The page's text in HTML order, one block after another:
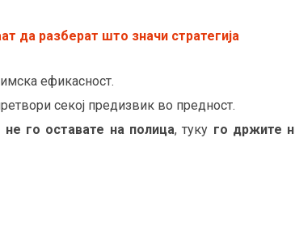
да разберат што значи стратегија
ефикасност.
секој предизвик во предност.
го оставате на полица, туку го држите